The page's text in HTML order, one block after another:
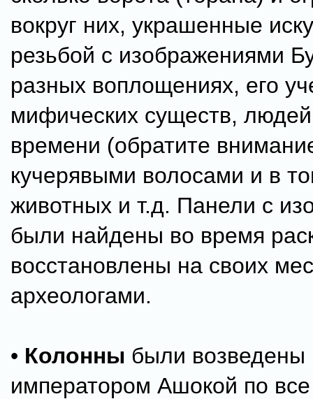
вокруг них, украшенные
резьбой с изображениями
разных воплощениях, его
мифических существ, людей
времени (обратите
кучерявыми волосами и в
животных и т.д. Панели с
были найдены во время
восстановлены на своих
археологами.
• Колонны были возведены
императором Ашокой по